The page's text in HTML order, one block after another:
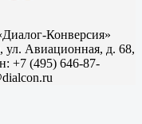
Конверсия»
ул. Авиационная, д. 68,
+7 (495) 646-87-